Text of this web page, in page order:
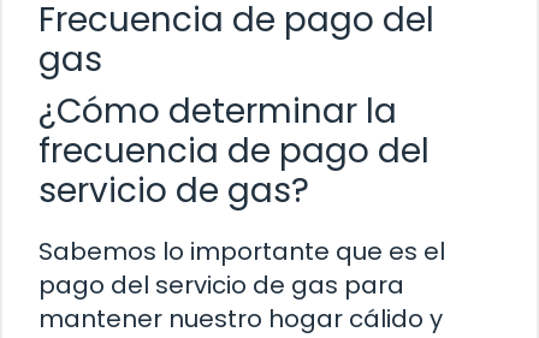
Frecuencia de pago del
gas
¿Cómo determinar la
frecuencia de pago del
servicio de gas?
Sabemos lo importante que es el
pago del servicio de gas para
mantener nuestro hogar cálido y